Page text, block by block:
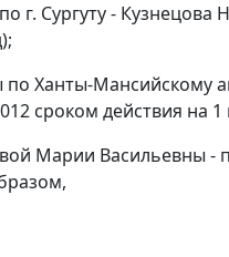
Сургуту - Кузнецова
Ханты-Мансийскому
сроком действия на 1
Марии Васильевны -